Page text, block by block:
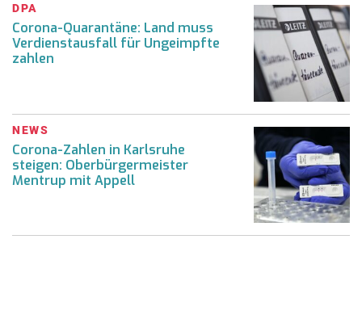
DPA
Corona-Quarantäne: Land muss
Verdienstausfall für Ungeimpfte
zahlen
NEWS
Corona-Zahlen in Karlsruhe
steigen: Oberbürgermeister
Mentrup mit Appell